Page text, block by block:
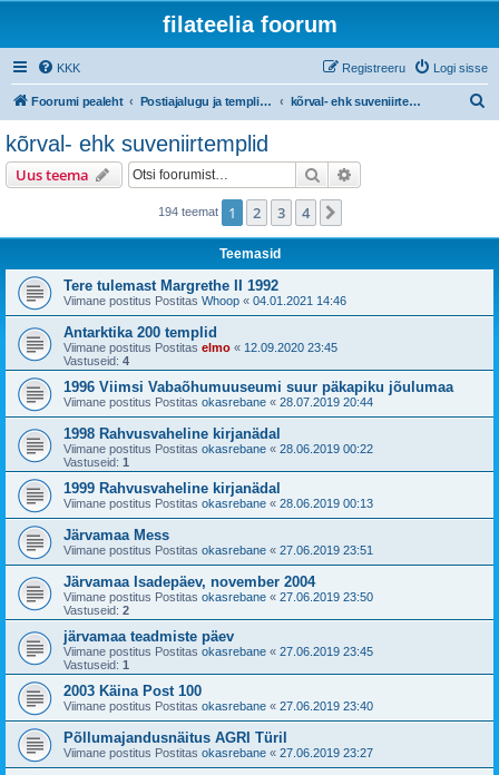
filateelia foorum
KKK Logi sisse
Registreeru
Foorumi pealeht Postiajalugu ja templijäljendite kogumine kõrval- ehk suveniirtemplid
kõrval- ehk suveniirtemplid
Uus teema Otsi
194 teemat 1 2 3 4
Teemasid
Tere tulemast Margrethe II 1992
Viimane postitus Postitas Whoop « 04.01.2021 14:46
Antarktika 200 templid
Viimane postitus Postitas elmo « 12.09.2020 23:45
Vastuseid: 4
1996 Viimsi Vabaõhumuuseumi suur päkapiku jõulumaa
Viimane postitus Postitas okasrebane « 28.07.2019 20:44
1998 Rahvusvaheline kirjanädal
Viimane postitus Postitas okasrebane « 28.06.2019 00:22
Vastuseid: 1
1999 Rahvusvaheline kirjanädal
Viimane postitus Postitas okasrebane « 28.06.2019 00:13
Järvamaa Mess
Viimane postitus Postitas okasrebane « 27.06.2019 23:51
Järvamaa Isadepäev, november 2004
Viimane postitus Postitas okasrebane « 27.06.2019 23:50
Vastuseid: 2
järvamaa teadmiste päev
Viimane postitus Postitas okasrebane « 27.06.2019 23:45
Vastuseid: 1
2003 Käina Post 100
Viimane postitus Postitas okasrebane « 27.06.2019 23:40
Põllumajandusnäitus AGRI Türil
Viimane postitus Postitas okasrebane « 27.06.2019 23:27